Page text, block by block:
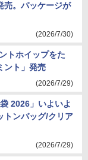
売。パッケージが
(2026/7/30)
トホイップをた
ント」発売
(2026/7/29)
2026」いよいよ
トンバッグ/クリア
(2026/7/29)